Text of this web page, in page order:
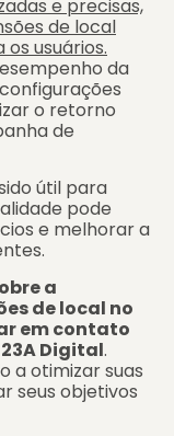
e precisas,
de local
usuários.
da
o retorno
de
útil para
pode
e melhorar a
a
de local no
em contato
Digital.
a otimizar suas
seus objetivos